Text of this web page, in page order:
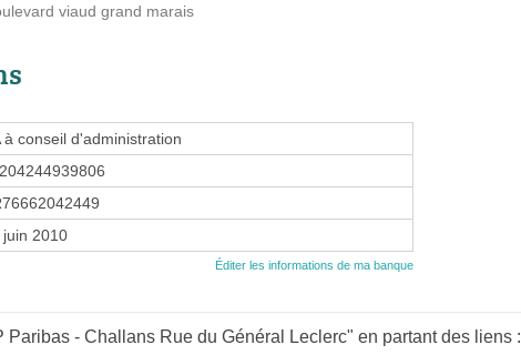
viaud grand marais
à conseil d'administration
juin 2010
Éditer les informations de ma banque
Paribas - Challans Rue du Général Leclerc" en partant des liens :